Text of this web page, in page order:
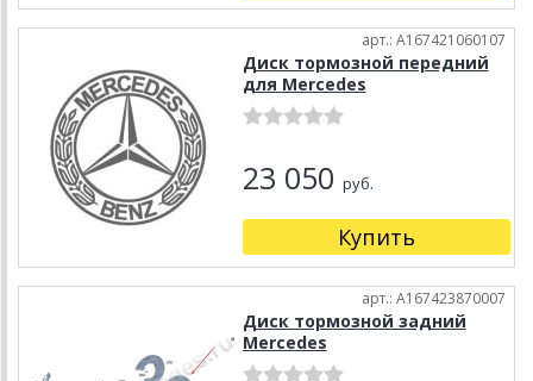
арт.: A167421060107
Диск тормозной передний
для Mercedes
23 050 руб.
Купить
арт.: A167423870007
Диск тормозной задний
Mercedes